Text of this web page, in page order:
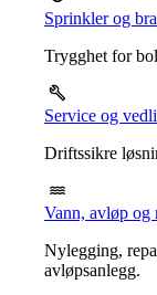
Sprinkler og
Trygghet for
Service og
Driftssikre
Vann, avløp og
Nylegging,
avløpsanlegg.